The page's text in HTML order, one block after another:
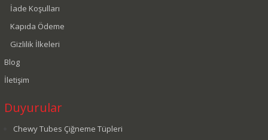
İade Koşulları
Kapıda Ödeme
Gizlilik İlkeleri
Blog
İletişim
Duyurular
Chewy Tubes Çiğneme Tüpleri